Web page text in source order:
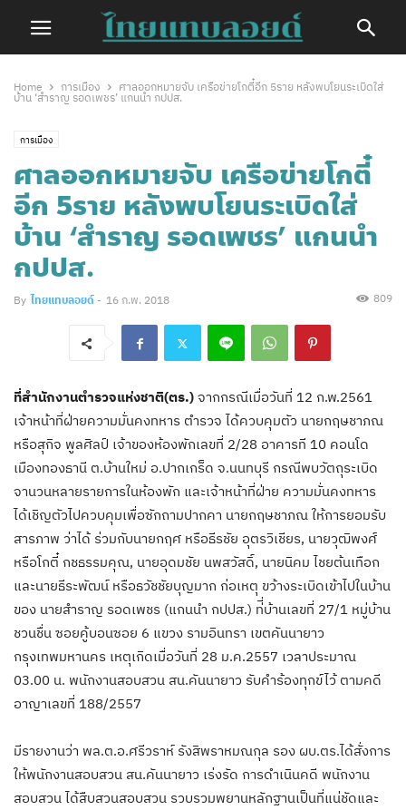
Home การเมือง
ศาลออกหมายจับ เครือข่ายโกตี๋อีก 5ราย หลังพบโยนระเบิดใส่
บ้าน ‘สำราญ รอดเพชร’ แกนนำ กปปส.
การเมือง
ศาลออกหมายจับ เครือข่ายโกตี๋
อีก 5ราย หลังพบโยนระเบิดใส่
บ้าน ‘สำราญ รอดเพชร’ แกนนำ
กปปส.
By ไทยแทบลอยด์ - 16 ก.พ. 2018 809
ที่สำนักงานตำรวจแห่งชาติ(ตร.) จากกรณีเมื่อวันที่ 12 ก.พ.2561
เจ้าหน้าที่ฝ่ายความมั่นคงทหาร ตำรวจ ได้ควบคุมตัว นายกฤษชาภณ
หรือสุกิจ พูลศิลป์ เจ้าของห้องพักเลขที่ 2/28 อาคารที 10 คอนโด
เมืองทองธานี ต.บ้านใหม่ อ.ปากเกร็ด จ.นนทบุรี กรณีพบวัตถุระเบิด
จานวนหลายรายการในห้องพัก และเจ้าหน้าที่ฝ่าย ความมั่นคงทหาร
ได้เชิญตัวไปควบคุมเพื่อซักถามปากคา นายกฤษชาภณ ให้การยอมรับ
สารภาพ ว่าได้ ร่วมกับนายกฤศ หรือธีรชัย อุตรวิเชียร, นายวุฒิพงศ์
หรือโกตี๋ กชธรรมคุณ, นายอุดมชัย นพสวัสดิ์, นายนิคม ไชยต้นเทือก
และนายธีระพัฒน์ หรือธวัชชัยบุญมาก ก่อเหตุ ขว้างระเบิดเข้าไปในบ้าน
ของ นายสำราญ รอดเพชร (แกนนำ กปปส.) ท่ี่บ้านเลขที่ 27/1 หมู่บ้าน
ชวนชื่น ซอยคู้บอนซอย 6 แขวง รามอินทรา เขตคันนายาว
กรุงเทพมหานคร เหตุเกิดเมื่อวันที่ 28 ม.ค.2557 เวลาประมาณ
03.00 น. พนักงานสอบสวน สน.คันนายาว รับคำร้องทุกข์ไว้ ตามคดี
อาญาเลขที่ 188/2557
มีรายงานว่า พล.ต.อ.ศรีวราห์ รังสิพราหมณกุล รอง ผบ.ตร.ได้สั่งการ
ให้พนักงานสอบสวน สน.คันนายาว เร่งรัด การดำเนินคดี พนักงาน
สอบสวน ได้สืบสวนสอบสวน รวบรวมพยานหลักฐานเป็นที่แน่ชัดและ